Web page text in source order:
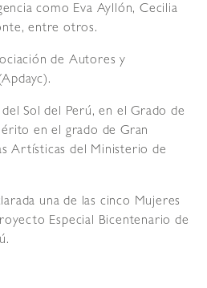
como Eva Ayllón, Cecilia
entre otros.
de Autores y
Sol del Perú, en el Grado de
en el grado de Gran
Artísticas del Ministerio de
una de las cinco Mujeres
Especial Bicentenario de